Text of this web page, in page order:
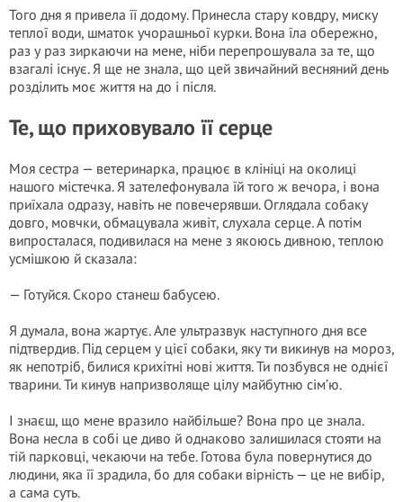
Того дня я привела її додому. Принесла стару ковдру, миску
теплої води, шматок учорашньої курки. Вона їла обережно,
раз у раз зиркаючи на мене, ніби перепрошувала за те, що
взагалі існує. Я ще не знала, що цей звичайний весняний день
розділить моє життя на до і після.
Те, що приховувало її серце
Моя сестра — ветеринарка, працює в клініці на околиці
нашого містечка. Я зателефонувала їй того ж вечора, і вона
приїхала одразу, навіть не повечерявши. Оглядала собаку
довго, мовчки, обмацувала живіт, слухала серце. А потім
випросталася, подивилася на мене з якоюсь дивною, теплою
усмішкою й сказала:
— Готуйся. Скоро станеш бабусею.
Я думала, вона жартує. Але ультразвук наступного дня все
підтвердив. Під серцем у цієї собаки, яку ти викинув на мороз,
як непотріб, билися крихітні нові життя. Ти позбувся не однієї
тварини. Ти кинув напризволяще цілу майбутню сім’ю.
І знаєш, що мене вразило найбільше? Вона про це знала.
Вона несла в собі це диво й однаково залишилася стояти на
тій парковці, чекаючи на тебе. Готова була повернутися до
людини, яка її зрадила, бо для собаки вірність — це не вибір,
а сама суть.